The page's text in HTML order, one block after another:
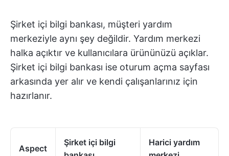
Şirket içi bilgi bankası, müşteri yardım
merkeziyle aynı şey değildir. Yardım merkezi
halka açıktır ve kullanıcılara ürününüzü açıklar.
Şirket içi bilgi bankası ise oturum açma sayfası
arkasında yer alır ve kendi çalışanlarınız için
hazırlanır.
Aspect
Şirket içi bilgi
Harici yardım